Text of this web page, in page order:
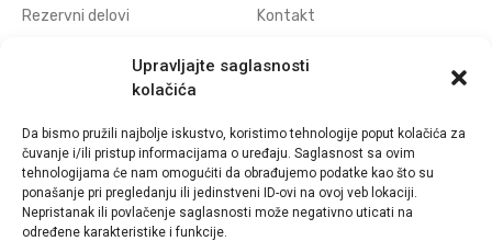
Upravljajte saglasnosti
kolačića
Da bismo pružili najbolje iskustvo, koristimo tehnologije poput kolačića za
čuvanje i/ili pristup informacijama o uređaju. Saglasnost sa ovim
tehnologijama će nam omogućiti da obrađujemo podatke kao što su
ponašanje pri pregledanju ili jedinstveni ID-ovi na ovoj veb lokaciji.
Nepristanak ili povlačenje saglasnosti može negativno uticati na
određene karakteristike i funkcije.
Rezervni delovi
Elektrode za erodiranje
Polufabrikati grafitnih
elektroda
Polufabrikati bakarnih
elektroda
Kontakt